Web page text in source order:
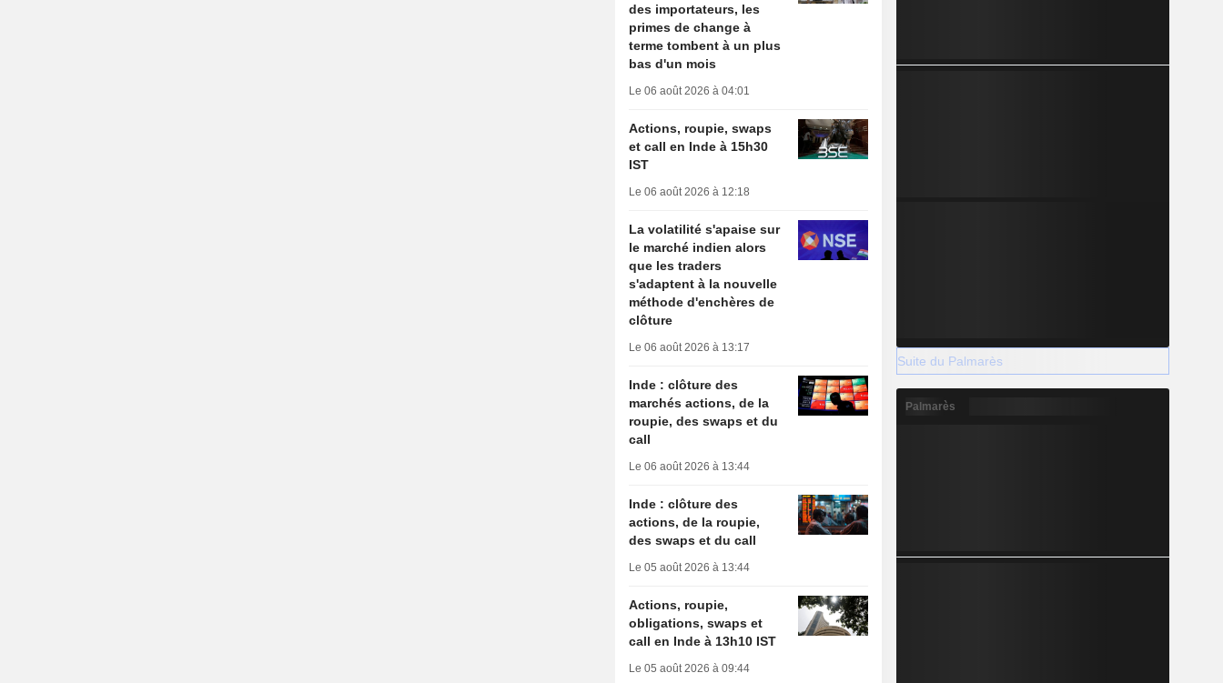
des importateurs, les
primes de change à
terme tombent à un plus
bas d'un mois
Le 06 août 2026 à 04:01
Actions, roupie, swaps
et call en Inde à 15h30
IST
Le 06 août 2026 à 12:18
La volatilité s'apaise sur
le marché indien alors
que les traders
s'adaptent à la nouvelle
méthode d'enchères de
clôture
Le 06 août 2026 à 13:17
Inde : clôture des
marchés actions, de la
roupie, des swaps et du
call
Le 06 août 2026 à 13:44
Inde : clôture des
actions, de la roupie,
des swaps et du call
Le 05 août 2026 à 13:44
Actions, roupie,
obligations, swaps et
call en Inde à 13h10 IST
Le 05 août 2026 à 09:44
Suite du Palmarès
Palmarès